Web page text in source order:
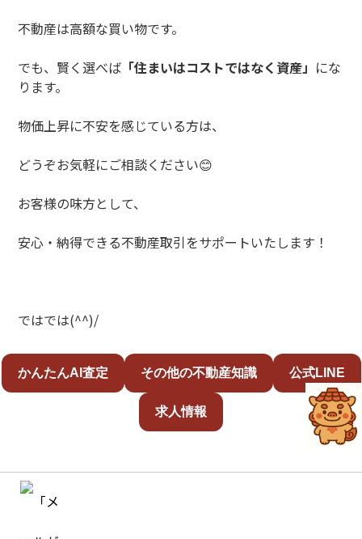
不動産は高額な買い物です。
でも、賢く選べば 「住まいはコストではなく資産」 にな
ります。
物価上昇に不安を感じている方は、
どうぞお気軽にご相談ください😊
お客様の味方として、
安心・納得できる不動産取引をサポートいたします！
ではでは(^^)/
かんたんAI査定 その他の不動産知識 公式LINE
求人情報